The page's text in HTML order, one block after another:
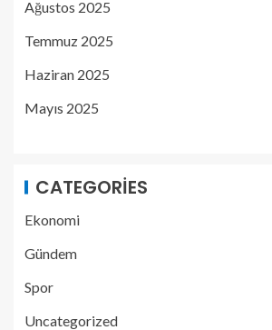
Ağustos 2025
Temmuz 2025
Haziran 2025
Mayıs 2025
CATEGORIES
Ekonomi
Gündem
Spor
Uncategorized